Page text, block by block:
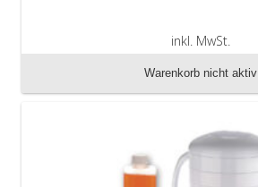
inkl. MwSt.
zzgl. Versandkosten
Warenkorb nicht aktiv